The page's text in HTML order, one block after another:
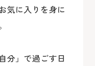
気に入りを身に
分」で過ごす日